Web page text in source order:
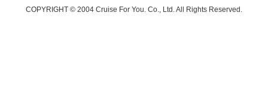
COPYRIGHT © 2004 Cruise For You. Co., Ltd. All Rights Reserved.